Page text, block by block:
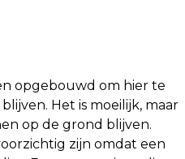
opgebouwd om hier te
Het is moeilijk, maar
op de grond blijven.
zijn omdat een